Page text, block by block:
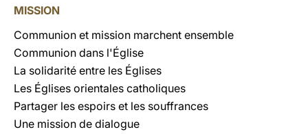
MISSION
Communion et mission marchent ensemble
Communion dans l'Église
La solidarité entre les Églises
Les Églises orientales catholiques
Partager les espoirs et les souffrances
Une mission de dialogue